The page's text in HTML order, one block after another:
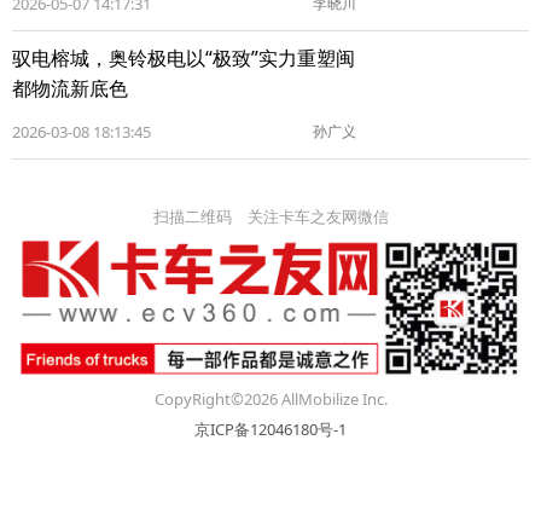
驭电榕城，奥铃极电以“极致”实力重塑闽
都物流新底色
2026-03-08 18:13:45 孙广义
扫描二维码 关注卡车之友网微信
CopyRight©2026 AllMobilize Inc.
京ICP备12046180号-1